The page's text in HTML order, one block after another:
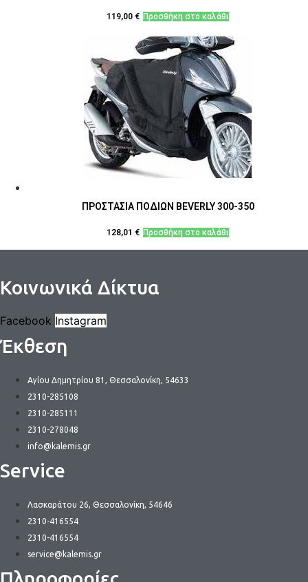
119,00 € Προσθήκη στο καλάθι
ΠΡΟΣΤΑΣΙΑ ΠΟΔΙΩΝ BEVERLY 300-350
128,01 € Προσθήκη στο καλάθι
Κοινωνικά Δίκτυα
Facebook Instagram
Έκθεση
Αγίου Δημητρίου 81, Θεσσαλονίκη, 54633
2310-285108
2310-285111
2310-278048
info@kalemis.gr
Service
Λασκαράτου 26, Θεσσαλονίκη, 54646
2310-416554
2310-416554
service@kalemis.gr